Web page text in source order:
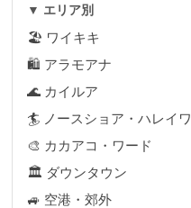
▼ エリア別
🏖 ワイキキ
🛍 アラモアナ
🌊 カイルア
🏄 ノースショア・ハレイワ
🎨 カカアコ・ワード
🏛 ダウンタウン
🚙 空港・郊外